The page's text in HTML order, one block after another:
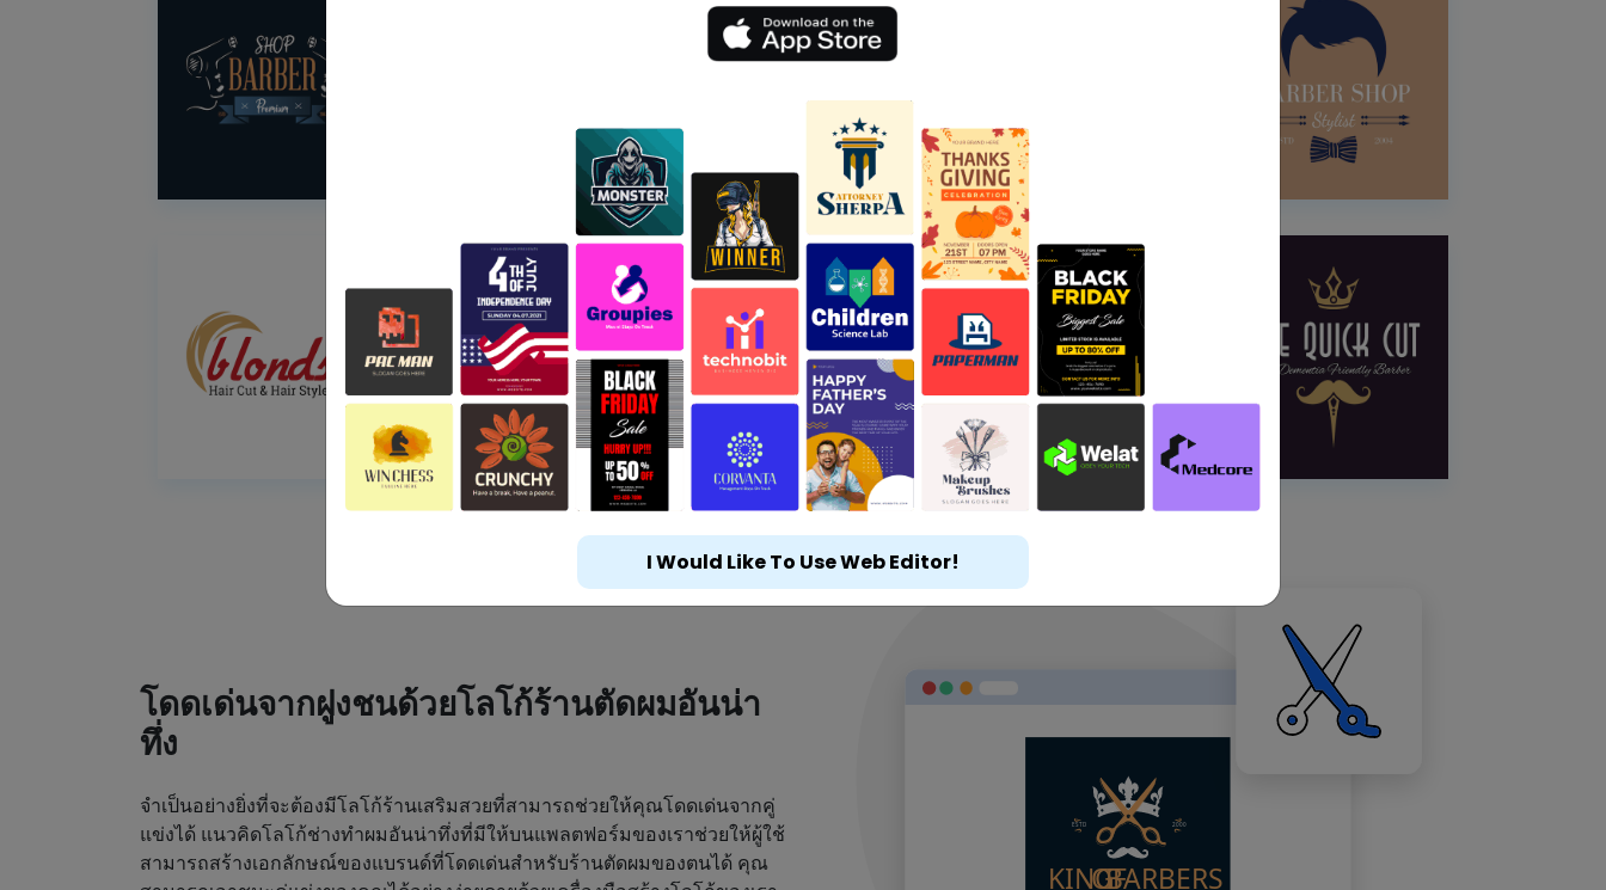
โดดเด่นจากฝูงชนด้วยโลโก้ร้านตัดผมอันน่า
ทึ่ง
จำเป็นอย่างยิ่งที่จะต้องมีโลโก้ร้านเสริมสวยที่สามารถช่วยให้คุณโดดเด่นจากคู่
แข่งได้ แนวคิดโลโก้ช่างทำผมอันน่าทึ่งที่มีให้บนแพลตฟอร์มของเราช่วยให้ผู้ใช้
สามารถสร้างเอกลักษณ์ของแบรนด์ที่โดดเด่นสำหรับร้านตัดผมของตนได้ คุณ
I Would Like To Use Web Editor!